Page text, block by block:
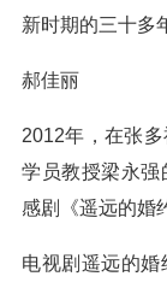
新时期的三十多
郝佳丽
2012年，在张
学员教授梁永强
感剧《遥远的婚
电视剧遥远的婚